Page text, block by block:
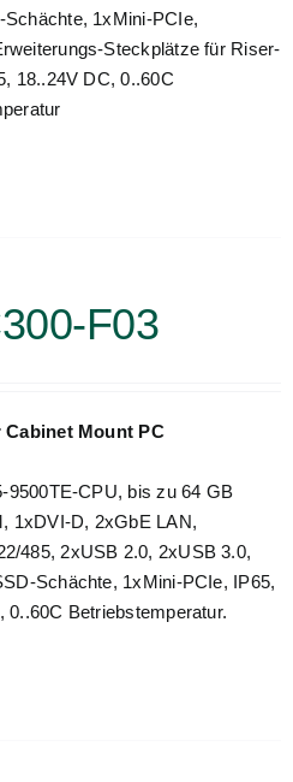
Schächte, 1xMini-PCIe,
Steckplätze für Riser-
18..24V DC, 0..60C
F03
Mount PC
9500TE-CPU, bis zu 64 GB
1xDVI-D, 2xGbE LAN,
485, 2xUSB 2.0, 2xUSB 3.0,
Schächte, 1xMini-PCIe, IP65,
0..60C Betriebstemperatur.